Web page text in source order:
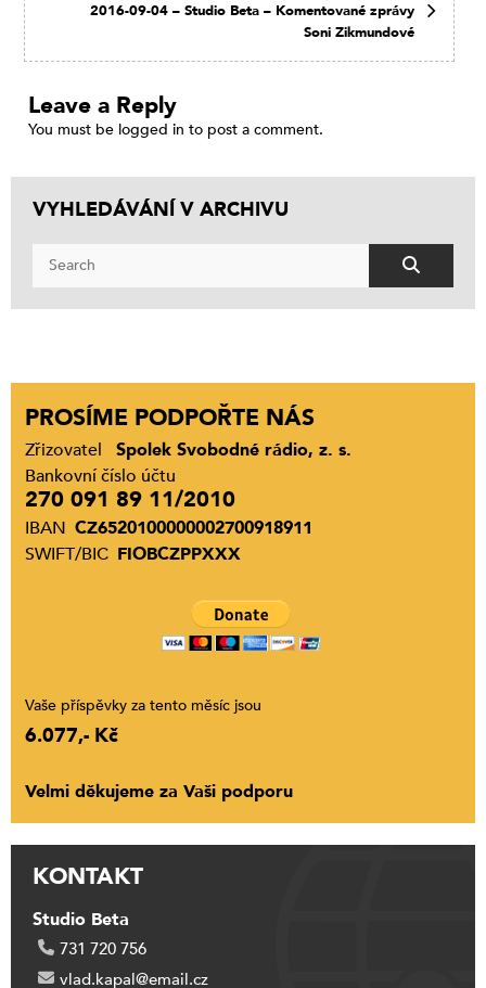
2016-09-04 – Studio Beta – Komentované zprávy
Soni Zikmundové
Leave a Reply
You must be logged in to post a comment.
VYHLEDÁVÁNÍ V ARCHIVU
PROSÍME PODPOŘTE NÁS
Zřizovatel
Spolek Svobodné rádio, z. s.
Bankovní číslo účtu
270 091 89 11/2010
IBAN CZ6520100000002700918911
SWIFT/BIC FIOBCZPPXXX
Vaše příspěvky za tento měsíc jsou
6.077,- Kč
Velmi děkujeme za Vaši podporu
KONTAKT
Studio Beta
731 720 756
vlad.kapal@email.cz